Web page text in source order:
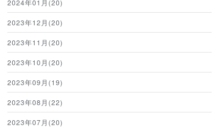
2024年01月(20)
2023年12月(20)
2023年11月(20)
2023年10月(20)
2023年09月(19)
2023年08月(22)
2023年07月(20)